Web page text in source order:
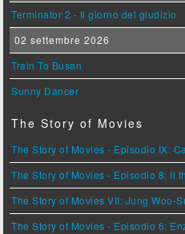
Terminator 2 - Il giorno del giudizio
02 settembre 2026
Train To Busan
Sunny Dancer
The Story of Movies
The Story of Movies - Episodio IX:
The Story of Movies - Episodio 8: Il
The Story of Movies VII: Jung Woo-
The Story of Movies - Episodio 6: